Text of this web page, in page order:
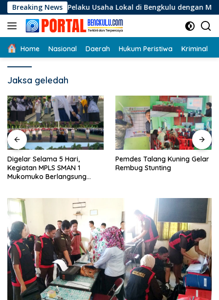
Langsung
ke
konten
Breaking News
Pelaku Usaha Lokal di Bengkulu dengan Meningkatkan
Home Nasional Daerah Hukum Peristiwa Kriminal
Jaksa geledah
Digelar Selama 5 Hari,
Kegiatan MPLS SMAN 1
Mukomuko Berlangsung
Pemdes Talang Kuning Gelar
Rembug Stunting